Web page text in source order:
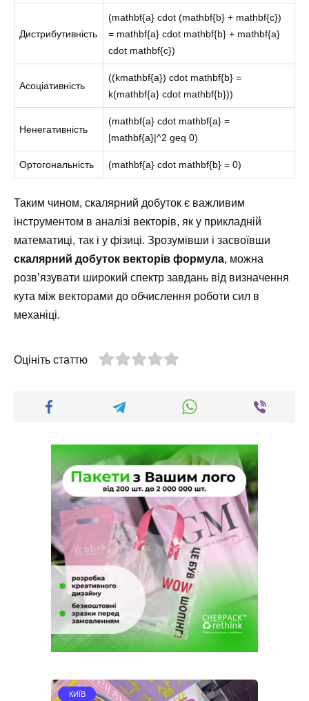
Дистрибутивність
(mathbf{a} cdot (mathbf{b} + mathbf{c})
= mathbf{a} cdot mathbf{b} + mathbf{a}
cdot mathbf{c})
Асоціативність
((kmathbf{a}) cdot mathbf{b} =
k(mathbf{a} cdot mathbf{b}))
Ненегативність
(mathbf{a} cdot mathbf{a} =
|mathbf{a}|^2 geq 0)
Ортогональність (mathbf{a} cdot mathbf{b} = 0)
Таким чином, скалярний добуток є важливим
інструментом в аналізі векторів, як у прикладній
математиці, так і у фізиці. Зрозумівши і засвоївши
скалярний добуток векторів формула, можна
розв’язувати широкий спектр завдань від визначення
кута між векторами до обчислення роботи сил в
механіці.
Оцініть статтю
КИЇВ